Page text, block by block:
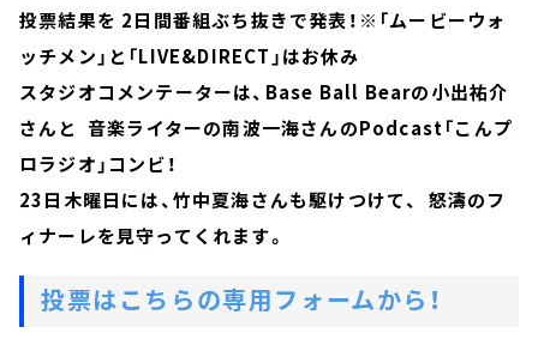
投票結果を 2日間番組ぶち抜きで発表！※「ムービーウォ
ッチメン」と「LIVE&DIRECT」はお休み
スタジオコメンテーターは、Base Ball Bearの小出祐介
さんと 音楽ライターの南波一海さんのPodcast「こんプ
ロラジオ」コンビ！
23日木曜日には、竹中夏海さんも駆けつけて、 怒濤のフ
ィナーレを見守ってくれます。
投票はこちらの専用フォームから！